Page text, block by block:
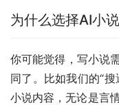
为什么选择AI小
你可能觉得，写小说
同了。比如我们的“
小说内容，无论是言